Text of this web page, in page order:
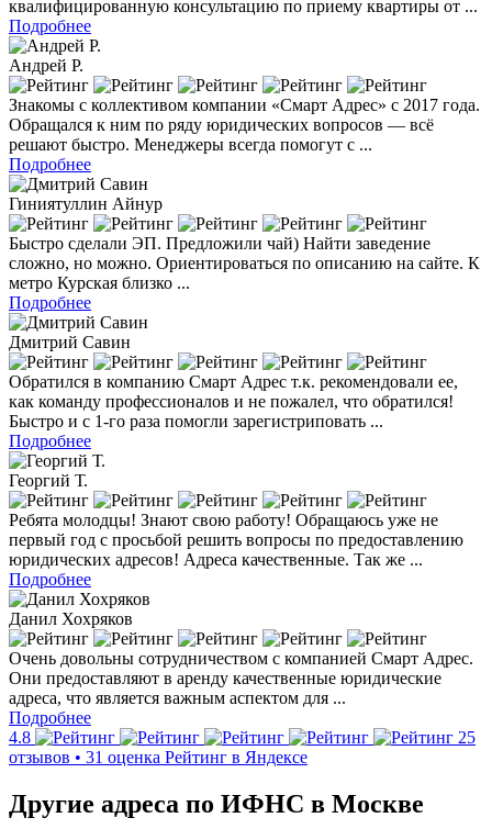
квалифицированную консультацию по приему квартиры от ...
Подробнее
Андрей Р.
Знакомы с коллективом компании «Смарт Адрес» с 2017 года.
Обращался к ним по ряду юридических вопросов — всё
решают быстро. Менеджеры всегда помогут с ...
Подробнее
Гиниятуллин Айнур
Быстро сделали ЭП. Предложили чай) Найти заведение
сложно, но можно. Ориентироваться по описанию на сайте. К
метро Курская близко ...
Подробнее
Дмитрий Савин
Обратился в компанию Смарт Адрес т.к. рекомендовали ее,
как команду профессионалов и не пожалел, что обратился!
Быстро и с 1-го раза помогли зарегистриповать ...
Подробнее
Георгий Т.
Ребята молодцы! Знают свою работу! Обращаюсь уже не
первый год с просьбой решить вопросы по предоставлению
юридических адресов! Адреса качественные. Так же ...
Подробнее
Данил Хохряков
Очень довольны сотрудничеством с компанией Смарт Адрес.
Они предоставляют в аренду качественные юридические
адреса, что является важным аспектом для ...
Подробнее
4.8
25
отзывов • 31 оценка Рейтинг в Яндексе
Другие адреса по ИФНС в Москве